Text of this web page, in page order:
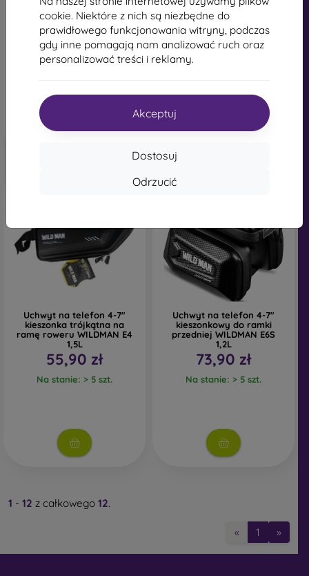
cookie. Niektóre z nich są niezbędne do
prawidłowego funkcjonowania witryny, podczas
gdy inne pomagają nam analizować ruch oraz
personalizować treści i reklamy.
Akceptuj
Dostosuj
Odrzucić
GUB G85 metalowy uchwyt
rowerowy czerwony
64,89 zł
Na stanie: > 5 szt.
GUB G85 metalowy uchwyt
rowerowy srebrny
64,89 zł
Na stanie: > 5 szt.
Uchwyt na telefon 4-7"
kieszonka trójkątna na
ramę roweru WILDMAN E4
1,5L
55,90 zł
Na stanie: > 5 szt.
Uchwyt na telefon 4-7"
kieszonkowy do ramki
przedniej WILDMAN E6S
1,2L
73,90 zł
Na stanie: > 5 szt.
1 - 12 z całkowego 12.
« 1 »